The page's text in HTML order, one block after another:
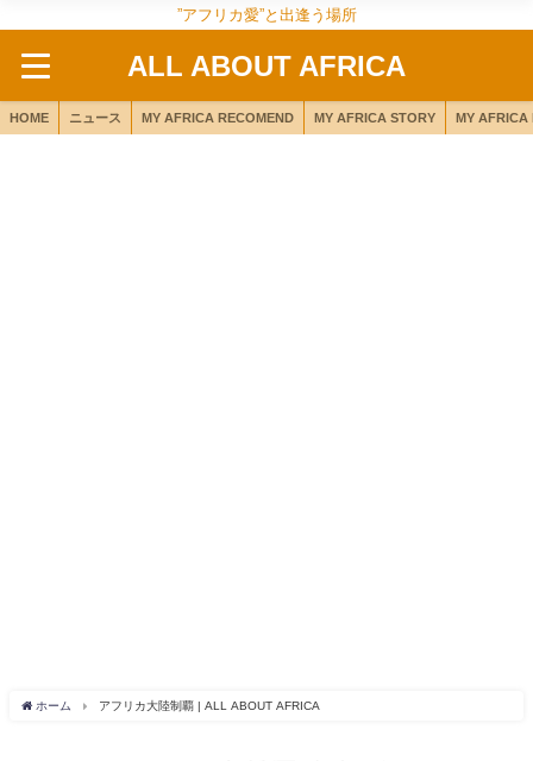
”アフリカ愛”と出逢う場所
ALL ABOUT AFRICA
HOME ニュース MY AFRICA RECOMEND MY AFRICA STORY MY AFRICA
ホーム アフリカ大陸制覇 | ALL ABOUT AFRICA